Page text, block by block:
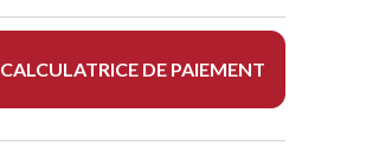
CALCULATRICE DE PAIEMENT